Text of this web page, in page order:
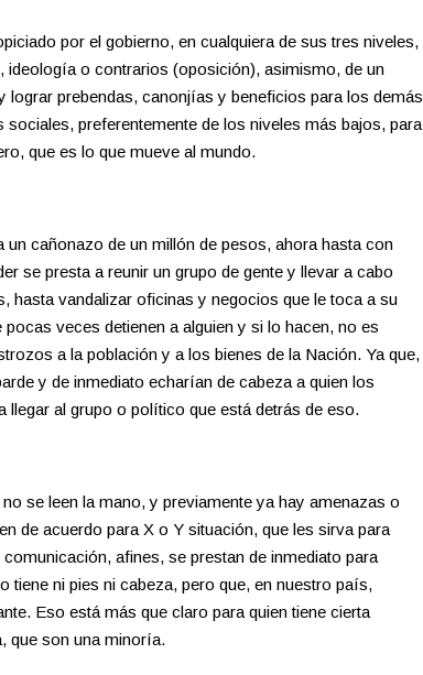
por el gobierno, en cualquiera de sus tres niveles,
ideología o contrarios (oposición), asimismo, de un
prebendas, canonjías y beneficios para los demás
preferentemente de los niveles más bajos, para
que es lo que mueve al mundo.
cañonazo de un millón de pesos, ahora hasta con
se presta a reunir un grupo de gente y llevar a cabo
hasta vandalizar oficinas y negocios que le toca a su
veces detienen a alguien y si lo hacen, no es
a la población y a los bienes de la Nación. Ya que,
y de inmediato echarían de cabeza a quien los
al grupo o político que está detrás de eso.
se leen la mano, y previamente ya hay amenazas o
de acuerdo para X o Y situación, que les sirva para
afines, se prestan de inmediato para
tiene ni pies ni cabeza, pero que, en nuestro país,
Eso está más que claro para quien tiene cierta
que son una minoría.